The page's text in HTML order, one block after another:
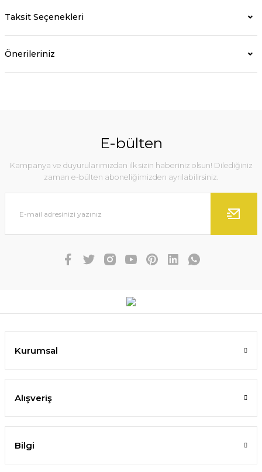
Taksit Seçenekleri
Önerileriniz
E-bülten
Kampanya ve duyurularımızdan ilk sizin haberiniz olsun! Dilediğiniz
zaman e-bülten aboneliğimizden ayrılabilirsiniz.
Kurumsal
Alışveriş
Bilgi